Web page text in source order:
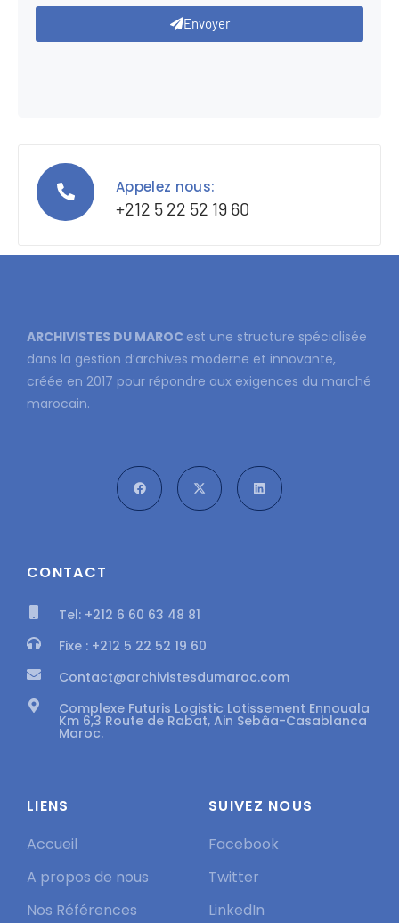
Envoyer
Appelez nous:
+212 5 22 52 19 60
ARCHIVISTES DU MAROC est une structure spécialisée
dans la gestion d’archives moderne et innovante,
créée en 2017 pour répondre aux exigences du marché
marocain.
CONTACT
Tel: +212 6 60 63 48 81
Fixe : +212 5 22 52 19 60
Contact@archivistesdumaroc.com
Complexe Futuris Logistic Lotissement Ennouala
Km 6,3 Route de Rabat, Ain Sebâa-Casablanca
Maroc.
LIENS
Accueil
A propos de nous
Nos Références
SUIVEZ NOUS
Facebook
Twitter
LinkedIn